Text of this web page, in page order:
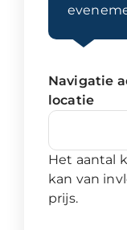
Navigatie
locatie
Het aantal
kan van
prijs.